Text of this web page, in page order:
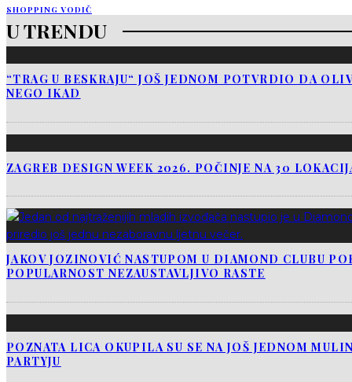
SHOPPING VODIČ
U TRENDU
“TRAG U BESKRAJU“ JOŠ JEDNOM POTVRDIO DA
NEGO IKAD
ZAGREB DESIGN WEEK 2026. POČINJE NA 30
JAKOV JOZINOVIĆ NASTUPOM U DIAMOND CLUBU
POPULARNOST NEZAUSTAVLJIVO RASTE
POZNATA LICA OKUPILA SU SE NA JOŠ JEDNOM
PARTYJU